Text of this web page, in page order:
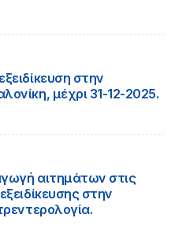
στην
μέχρι 31-12-2025.
αιτημάτων στις
στην